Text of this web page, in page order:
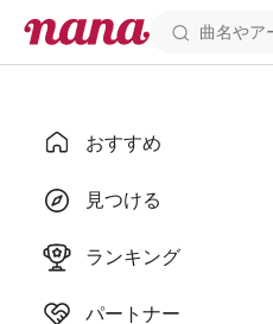
おすすめ
見つける
ランキング
パートナー